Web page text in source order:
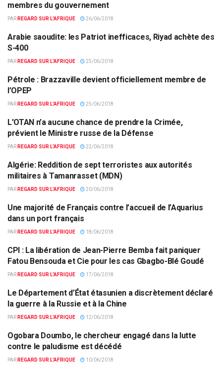
membres du gouvernement
PAR REGARD SUR L'AFRIQUE 26/06/2018
ACTUALITÉS PAR PAYS
Arabie saoudite: les Patriot inefficaces, Riyad achète des
S-400
PAR REGARD SUR L'AFRIQUE 25/06/2018
ACTUALITÉS PAR PAYS
Pétrole : Brazzaville devient officiellement membre de
l’OPEP
PAR REGARD SUR L'AFRIQUE 25/06/2018
ACTUALITÉS PAR PAYS
L’OTAN n’a aucune chance de prendre la Crimée,
prévient le Ministre russe de la Défense
PAR REGARD SUR L'AFRIQUE 22/06/2018
ACTUALITÉS PAR PAYS
Algérie: Reddition de sept terroristes aux autorités
militaires à Tamanrasset (MDN)
PAR REGARD SUR L'AFRIQUE 20/06/2018
ACTUALITÉS PAR PAYS
Une majorité de Français contre l’accueil de l’Aquarius
dans un port français
PAR REGARD SUR L'AFRIQUE 18/06/2018
ACTUALITÉS PAR PAYS
CPI : La libération de Jean-Pierre Bemba fait paniquer
Fatou Bensouda et Cie pour les cas Gbagbo-Blé Goudé
PAR REGARD SUR L'AFRIQUE 17/06/2018
ACTUALITÉS PAR PAYS
Le Département d’État étasunien a discrètement déclaré
la guerre à la Russie et à la Chine
PAR REGARD SUR L'AFRIQUE 12/06/2018
ACTUALITÉS PAR PAYS
Ogobara Doumbo, le chercheur engagé dans la lutte
contre le paludisme est décédé
PAR REGARD SUR L'AFRIQUE 10/06/2018